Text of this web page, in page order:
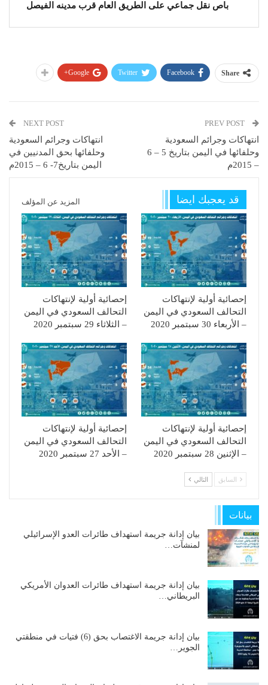
باص نقل جماعي على الطريق العام قرب مدينه الفيصل
Share
Facebook
Twitter
Google+
انتهاكات وجرائم السعودية
وحلفائها في اليمن بتاريخ 5 – 6
– 2015م
NEXT POST
انتهاكات وجرائم السعودية
وحلفائها بحق المدنيين في
اليمن بتاريخ7- 6 – 2015م
قد يعجبك ايضا المزيد عن المؤلف
إحصائية أولية لإنتهاكات
التحالف السعودي في اليمن
– الأربعاء 30 سبتمبر 2020
إحصائية أولية لإنتهاكات
التحالف السعودي في اليمن
– الثلاثاء 29 سبتمبر 2020
إحصائية أولية لإنتهاكات
التحالف السعودي في اليمن
– الإثنين 28 سبتمبر 2020
إحصائية أولية لإنتهاكات
التحالف السعودي في اليمن
– الأحد 27 سبتمبر 2020
السابق التالي
بيانات
بيان إدانة جريمة استهداف طائرات العدو الإسرائيلي
لمنشآت…
بيان إدانة جريمة استهداف طائرات العدوان الأمريكي
البريطاني…
بيان إدانة جريمة الاغتصاب بحق (6) فتيات في منطقتي
الجوير…